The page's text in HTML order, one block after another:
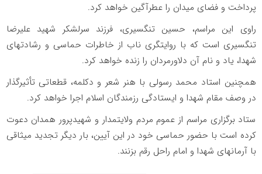
پرداخت و فضای میدان را عطرآگین خواهد کرد.
راوی این مراسم، حسین تنگسیری، فرزند سرلشکر شهید علیرضا
تنگسیری است که با روایتگری ناب از خاطرات حماسی و رشادتهای
شهدا، یاد و نام آن دلاورمردان را زنده خواهد کرد.
همچنین استاد محمد رسولی با هنر شعر و دکلمه، قطعاتی تأثیرگذار
در وصف مقام شهدا و ایستادگی رزمندگان اسلام اجرا خواهد کرد.
ستاد برگزاری مراسم از عموم مردم ولایتمدار و شهیدپرور همدان دعوت
کرده است با حضور حماسی خود در این آیین، بار دیگر تجدید میثاقی
با آرمانهای شهدا و امام راحل رقم بزنند.